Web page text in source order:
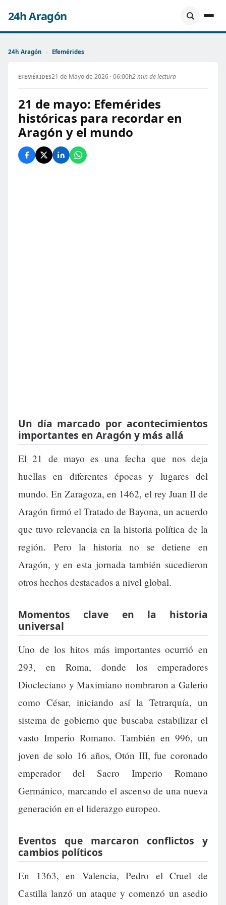
24h Aragón
24h Aragón › Efemérides
EFEMÉRIDES21 de Mayo de 2026 · 06:00h2 min de lectura
21 de mayo: Efemérides
históricas para recordar en
Aragón y el mundo
Un día marcado por acontecimientos
importantes en Aragón y más allá
El 21 de mayo es una fecha que nos deja
huellas en diferentes épocas y lugares del
mundo. En Zaragoza, en 1462, el rey Juan II de
Aragón firmó el Tratado de Bayona, un acuerdo
que tuvo relevancia en la historia política de la
región. Pero la historia no se detiene en
Aragón, y en esta jornada también sucedieron
otros hechos destacados a nivel global.
Momentos clave en la historia
universal
Uno de los hitos más importantes ocurrió en
293, en Roma, donde los emperadores
Diocleciano y Maximiano nombraron a Galerio
como César, iniciando así la Tetrarquía, un
sistema de gobierno que buscaba estabilizar el
vasto Imperio Romano. También en 996, un
joven de solo 16 años, Otón III, fue coronado
emperador del Sacro Imperio Romano
Germánico, marcando el ascenso de una nueva
generación en el liderazgo europeo.
Eventos que marcaron conflictos y
cambios políticos
En 1363, en Valencia, Pedro el Cruel de
Castilla lanzó un ataque y comenzó un asedio